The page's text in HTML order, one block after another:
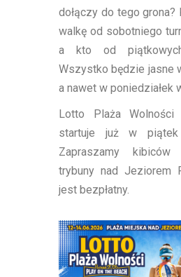
dołączy do tego
walkę od sobotniego
a kto od
Wszystko będzie jasne
a nawet w poniedziałek
Lotto Plaża Wolności
startuje już w
Zapraszamy
trybuny nad Jeziorem
jest bezpłatny.